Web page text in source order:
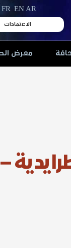
AR
EN
FR
الاعتمادات
معرض
–